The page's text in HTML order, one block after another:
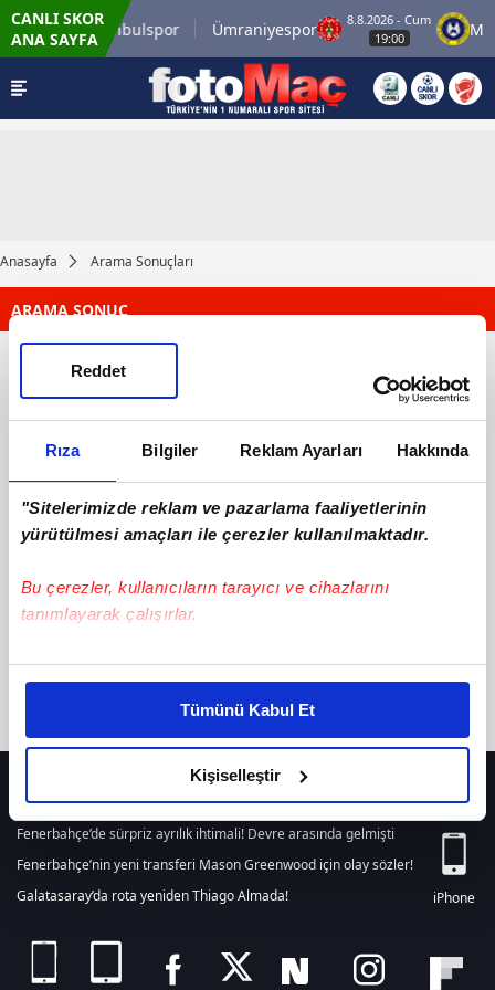
Rıza Bilgiler Reklam Ayarları Hakkında
"Sitelerimizde reklam ve pazarlama faaliyetlerinin
yürütülmesi amaçları ile çerezler kullanılmaktadır.
Bu çerezler, kullanıcıların tarayıcı ve cihazlarını
tanımlayarak çalışırlar.
Bu çerezlere izin vermeniz halinde sizlere özel
daha iyi reklam deneyimi yaşatabiliriz. Bunu yaparken
amacımızın size daha iyi bir reklam deneyimi sunmak
olduğunu ve sizlere en iyi içerikleri sunabilmek adına
elimizden gelen çabayı gösterdiğimizi ve bu noktada,
reklamların maliyetlerimizi karşılamak noktasında tek gelir
Her halükârda, kullanıcılar, bu çerezlere izin vermedikleri
gösterilmeyecektir."
Tümünü Kabul Et
Kişiselleştir
Reddet
CANLI SKOR
ANA SAYFA
- Cum
İstanbulspor Ümraniyespor
8.8.2026 - Cum
19:00
Anasayfa Arama Sonuçları
ARAMA SONUÇ
텔레@BSECRET7⊇『안성흥신소청부브로커 ile ilgili içerik
bulunamamıştır. Arama alanından yeni bir arama
listelemek içintıklayınız.
HER YERDE!
Fenerbahçe’de sürpriz ayrılık ihtimali! Devre arasında gelmişti
Fenerbahçe’nin yeni transferi Mason Greenwood için olay sözler!
Galatasaray’da rota yeniden Thiago Almada!
iPhone